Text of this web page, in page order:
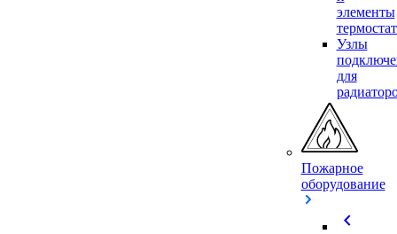
элементы
Узлы
для
Пожарное
оборудование
chevron_left